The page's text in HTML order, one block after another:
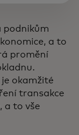
podnikům
a to
promění
je okamžité
transakce
a to vše